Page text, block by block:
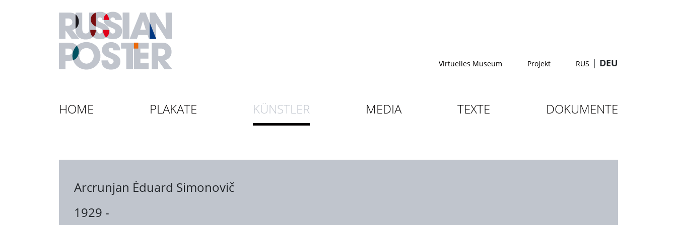
Virtuelles Museum Projekt RUS | DEU
HOME PLAKATE KÜNSTLER MEDIA TEXTE DOKUMENTE
Arcrunjan Ėduard Simonovič
1929 -